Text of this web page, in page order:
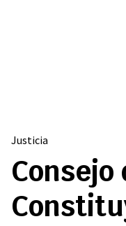
Justicia